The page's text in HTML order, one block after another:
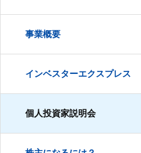
事業概要
インベスターエクスプレス
個人投資家説明会